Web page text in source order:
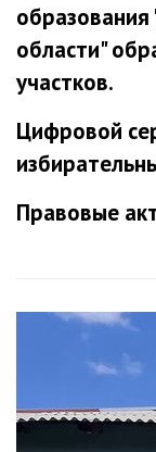
образования
области"
участков.
Цифровой
Правовые